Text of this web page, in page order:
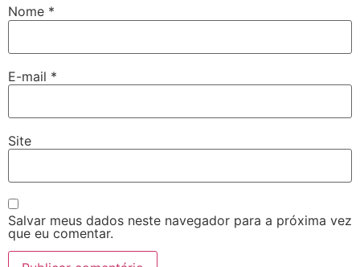
Nome *
E-mail *
Site
Salvar meus dados neste navegador para a próxima vez
que eu comentar.